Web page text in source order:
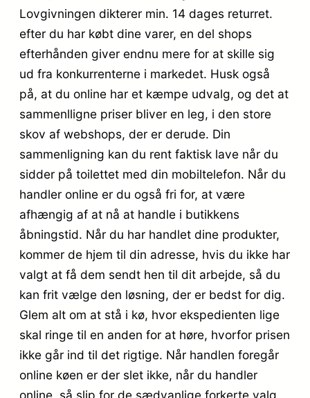
Lovgivningen dikterer min. 14 dages returret.
efter du har købt dine varer, en del shops
efterhånden giver endnu mere for at skille sig
ud fra konkurrenterne i markedet. Husk også
på, at du online har et kæmpe udvalg, og det at
sammenlligne priser bliver en leg, i den store
skov af webshops, der er derude. Din
sammenligning kan du rent faktisk lave når du
sidder på toilettet med din mobiltelefon. Når du
handler online er du også fri for, at være
afhængig af at nå at handle i butikkens
åbningstid. Når du har handlet dine produkter,
kommer de hjem til din adresse, hvis du ikke har
valgt at få dem sendt hen til dit arbejde, så du
kan frit vælge den løsning, der er bedst for dig.
Glem alt om at stå i kø, hvor ekspedienten lige
skal ringe til en anden for at høre, hvorfor prisen
ikke går ind til det rigtige. Når handlen foregår
online køen er der slet ikke, når du handler
online, så slip for de sædvanlige forkerte valg